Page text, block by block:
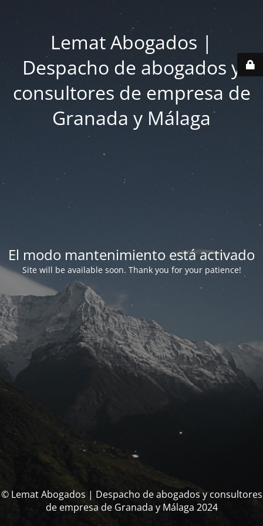
Lemat Abogados |
Despacho de abogados y
consultores de empresa de
Granada y Málaga
El modo mantenimiento está activado
Site will be available soon. Thank you for your patience!
© Lemat Abogados | Despacho de abogados y consultores
de empresa de Granada y Málaga 2024